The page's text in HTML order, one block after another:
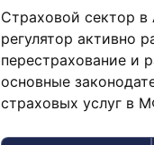
Страховой сектор в
регулятор активно
перестрахование и
основные
страховых услуг в